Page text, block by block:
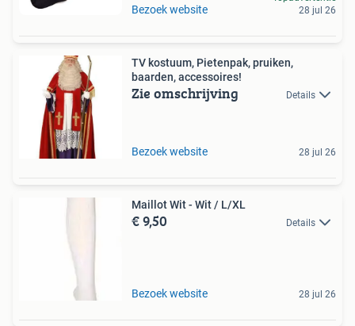
Bezoek website
28 jul 26
TV kostuum, Pietenpak, pruiken,
baarden, accessoires!
Zie omschrijving Details
Bezoek website 28 jul 26
Maillot Wit - Wit / L/XL
€ 9,50 Details
Bezoek website 28 jul 26